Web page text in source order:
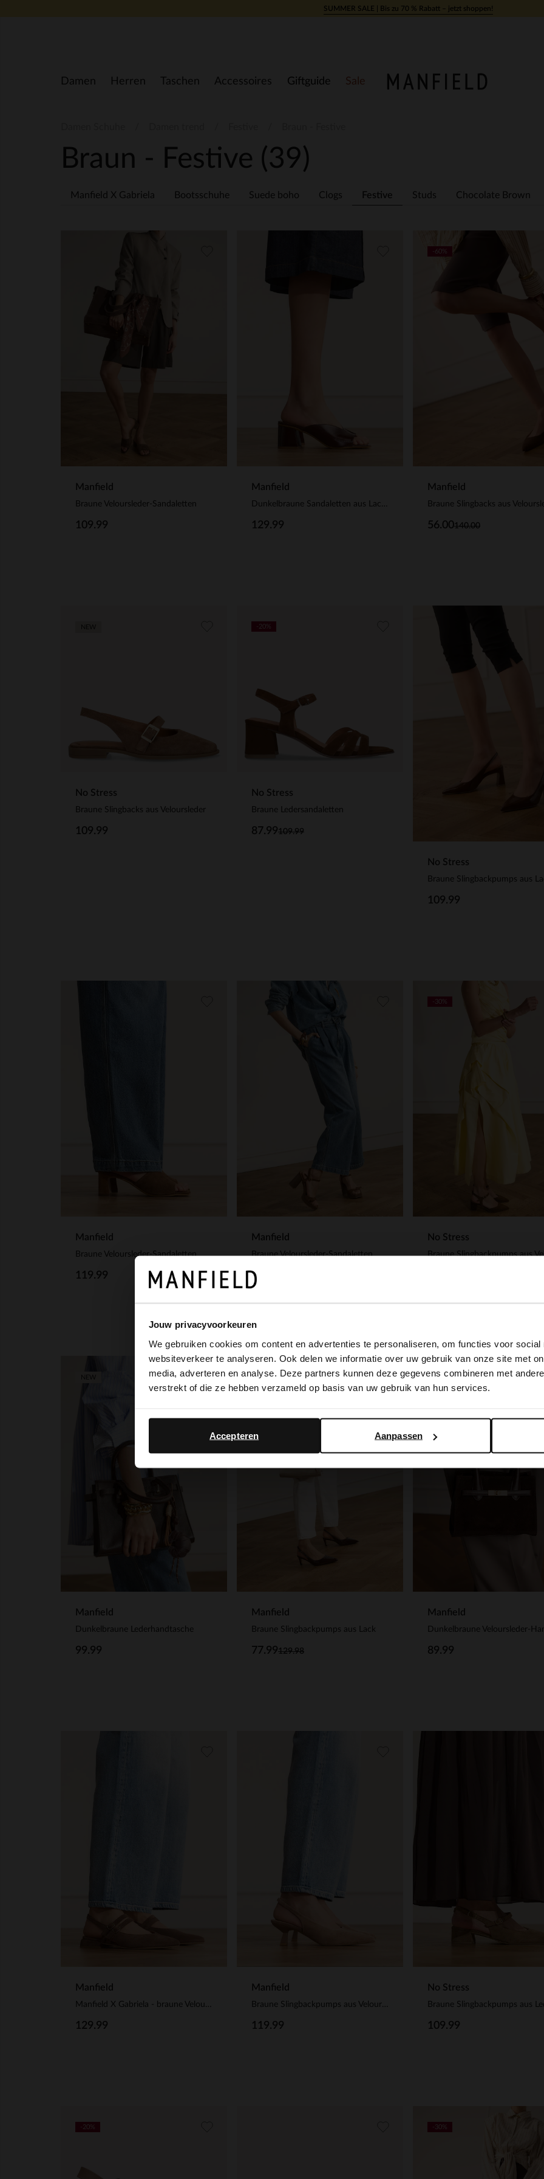
Jouw privacyvoorkeuren
We gebruiken cookies om content en advertenties te personaliseren, om functies voor social
websiteverkeer te analyseren. Ook delen we informatie over uw gebruik van onze site met
media, adverteren en analyse. Deze partners kunnen deze gegevens combineren met
verstrekt of die ze hebben verzameld op basis van uw gebruik van hun services.
Aanpassen
Accepteren
SUMMER SALE | Bis zu 70 % Rabatt – jetzt shoppen!
Damen Herren Taschen Accessoires Giftguide Sale
Braun - Festive (39)
Manfield X Gabriela Bootsschuhe Suede boho Clogs Festive Studs Chocolate Brown
Manfield
Braune Veloursleder-Sandaletten
109.99
Manfield
129.99
Manfield
Braune Slingbacks aus
140.00
56.00
-60%
No Stress
Braune Slingbacks aus Veloursleder
109.99
No Stress
Braune Ledersandaletten
109.99
87.99
-20%
No Stress
109.99
Manfield
Braune Veloursleder-Sandaletten
119.99
Manfield
Braune Veloursleder-Sandaletten
129.99
No Stress
-30%
Manfield
Dunkelbraune Lederhandtasche
99.99
Manfield
Braune Slingbackpumps aus Lack
129.98
77.99
-40%
Manfield
89.99
Manfield
Manfield X Gabriela - braune Veloursleder-Slingbacks
129.99
Manfield
Braune Slingbackpumps aus Veloursleder
119.99
No Stress
Braune Slingbackpumps aus
109.99
-20% -30%
It looks like your language isn't Dutch. Would you like to